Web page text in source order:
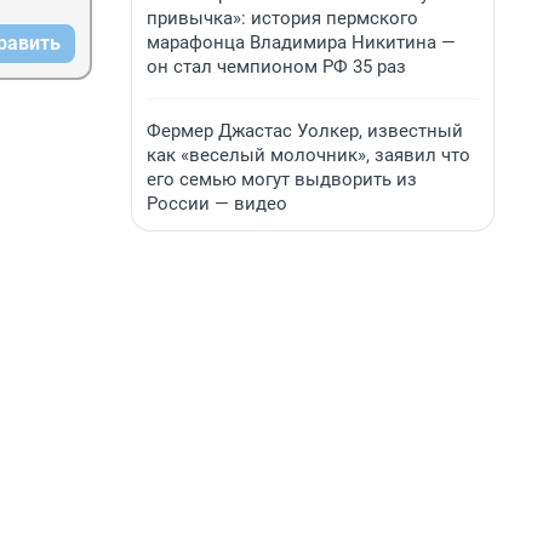
привычка»: история пермского
марафонца Владимира Никитина —
он стал чемпионом РФ 35 раз
Фермер Джастас Уолкер, известный
как «веселый молочник», заявил что
его семью могут выдворить из
России — видео